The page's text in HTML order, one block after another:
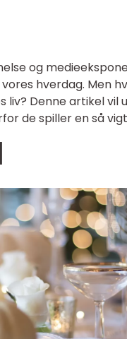
og
hverdag. Men
Denne artikel vil
de spiller en så